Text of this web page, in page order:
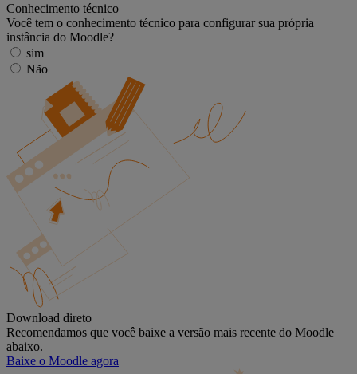
Conhecimento técnico
Você tem o conhecimento técnico para configurar sua própria
instância do Moodle?
sim
Não
Download direto
Recomendamos que você baixe a versão mais recente do Moodle
abaixo.
Baixe o Moodle agora